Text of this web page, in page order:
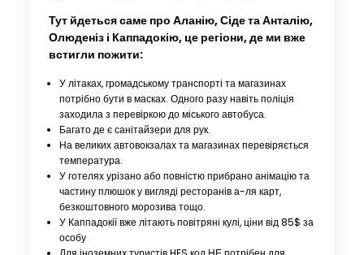
Тут йдеться саме про Аланію,Сіде та Анталію,
Олюденіз і Каппадокію, це регіони, де ми вже
встигли пожити:
У літаках, громадському транспорті та магазинах
потрібно бути в масках. Одного разу навіть поліція
заходила з перевіркою до міського автобуса.
Багато де є санітайзери для рук.
На великих автовокзалах та магазинах перевіряється
температура.
У готелях урізано або повністю прибрано анімацію та
частину плюшок у вигляді ресторанів а-ля карт,
безкоштовного морозива тощо.
У Каппадокії вже літають повітряні кулі, ціни від 85$ за
особу